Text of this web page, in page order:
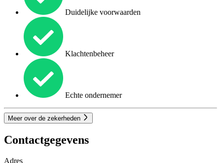
Duidelijke voorwaarden
Klachtenbeheer
Echte ondernemer
Meer over de zekerheden
Contactgegevens
Adres